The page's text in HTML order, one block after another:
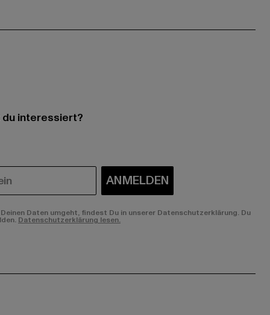
interessiert?
ANMELDEN
Daten umgeht, findest Du in unserer Datenschutzerklärung. Du
Datenschutzerklärung lesen.